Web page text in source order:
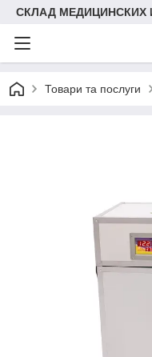
СКЛАД МЕДИЦИНСКИХ
Товари та послуги